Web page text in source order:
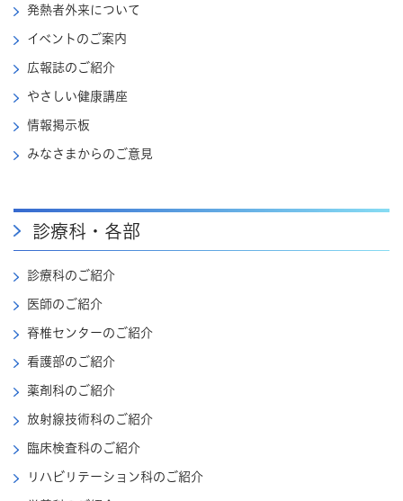
発熱者外来について
イベントのご案内
広報誌のご紹介
やさしい健康講座
情報掲示板
みなさまからのご意見
診療科・各部
診療科のご紹介
医師のご紹介
脊椎センターのご紹介
看護部のご紹介
薬剤科のご紹介
放射線技術科のご紹介
臨床検査科のご紹介
リハビリテーション科のご紹介